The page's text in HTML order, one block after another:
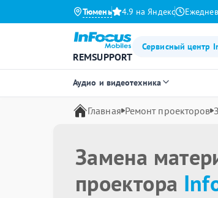
Тюмень 4.9 на Яндекс
REMSUPPORT
Сервисный центр
Аудио и видеотехника
Главная Ремонт проекторов
Замена
проектора